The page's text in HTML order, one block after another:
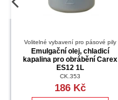
Volitelné vybavení pro pásové pily
Emulgační olej, chladicí
kapalina pro obrábění Carex
ES12 1L
CK.353
186 Kč